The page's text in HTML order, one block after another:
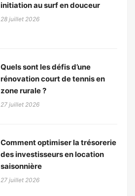
initiation au surf en douceur
28 juillet 2026
Quels sont les défis d’une
rénovation court de tennis en
zone rurale ?
27 juillet 2026
Comment optimiser la trésorerie
des investisseurs en location
saisonnière
27 juillet 2026